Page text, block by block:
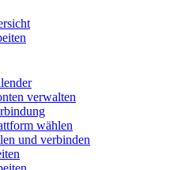
verwalten
wählen
und verbinden